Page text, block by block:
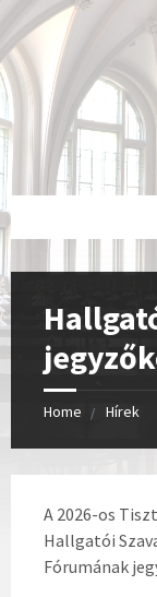
Home Hírek
A 2026-os
Hallgatói
Fórumának